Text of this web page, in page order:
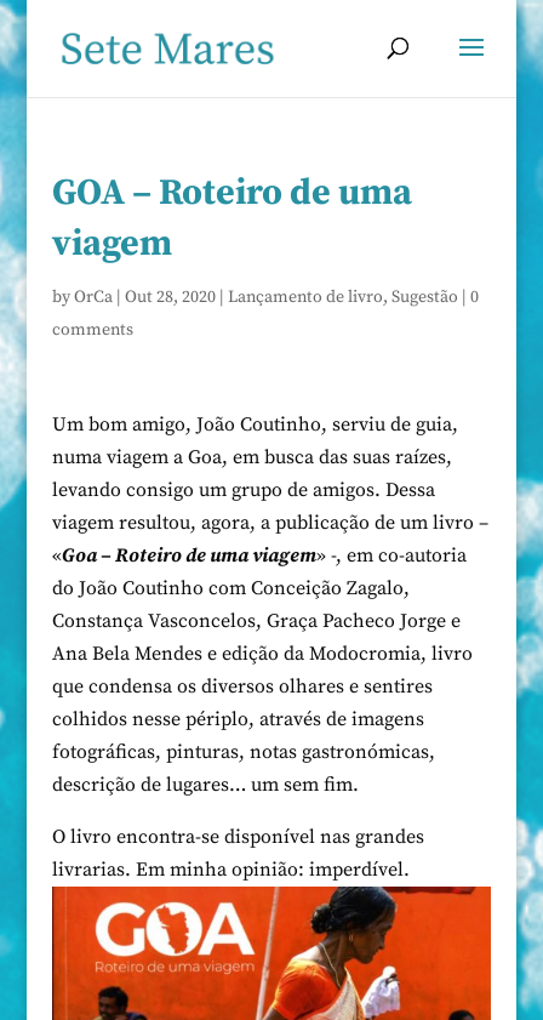
GOA – Roteiro de uma
viagem
byOrCa| Out 28, 2020| Lançamento de livro, Sugestão | 0
comments
Um bom amigo, João Coutinho, serviu de guia,
numa viagem a Goa, em busca das suas raízes,
levando consigo um grupo de amigos. Dessa
viagem resultou, agora, a publicação de um livro –
«Goa – Roteiro de uma viagem» -, em co-autoria
do João Coutinho com Conceição Zagalo,
Constança Vasconcelos, Graça Pacheco Jorge e
Ana Bela Mendes e edição da Modocromia, livro
que condensa os diversos olhares e sentires
colhidos nesse périplo, através de imagens
fotográficas, pinturas, notas gastronómicas,
descrição de lugares… um sem fim.
O livro encontra-se disponível nas grandes
livrarias. Em minha opinião: imperdível.